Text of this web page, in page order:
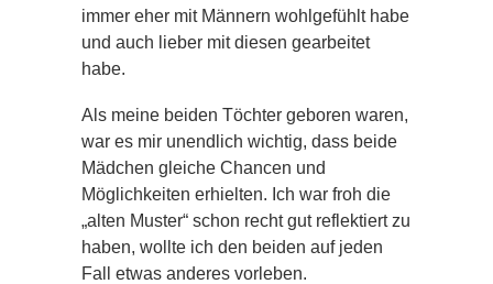
immer eher mit Männern wohlgefühlt habe
und auch lieber mit diesen gearbeitet
habe.
Als meine beiden Töchter geboren waren,
war es mir unendlich wichtig, dass beide
Mädchen gleiche Chancen und
Möglichkeiten erhielten. Ich war froh die
„alten Muster“ schon recht gut reflektiert zu
haben, wollte ich den beiden auf jeden
Fall etwas anderes vorleben.